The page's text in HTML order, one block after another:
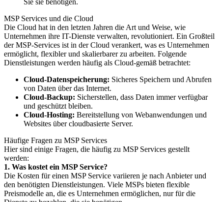
Sie sie benötigen.
MSP Services und die Cloud
Die Cloud hat in den letzten Jahren die Art und Weise, wie
Unternehmen ihre IT-Dienste verwalten, revolutioniert. Ein Großteil
der MSP-Services ist in der Cloud verankert, was es Unternehmen
ermöglicht, flexibler und skalierbarer zu arbeiten. Folgende
Dienstleistungen werden häufig als Cloud-gemäß betrachtet:
Cloud-Datenspeicherung: Sicheres Speichern und Abrufen
von Daten über das Internet.
Cloud-Backup: Sicherstellen, dass Daten immer verfügbar
und geschützt bleiben.
Cloud-Hosting: Bereitstellung von Webanwendungen und
Websites über cloudbasierte Server.
Häufige Fragen zu MSP Services
Hier sind einige Fragen, die häufig zu MSP Services gestellt
werden:
1. Was kostet ein MSP Service?
Die Kosten für einen MSP Service variieren je nach Anbieter und
den benötigten Dienstleistungen. Viele MSPs bieten flexible
Preismodelle an, die es Unternehmen ermöglichen, nur für die